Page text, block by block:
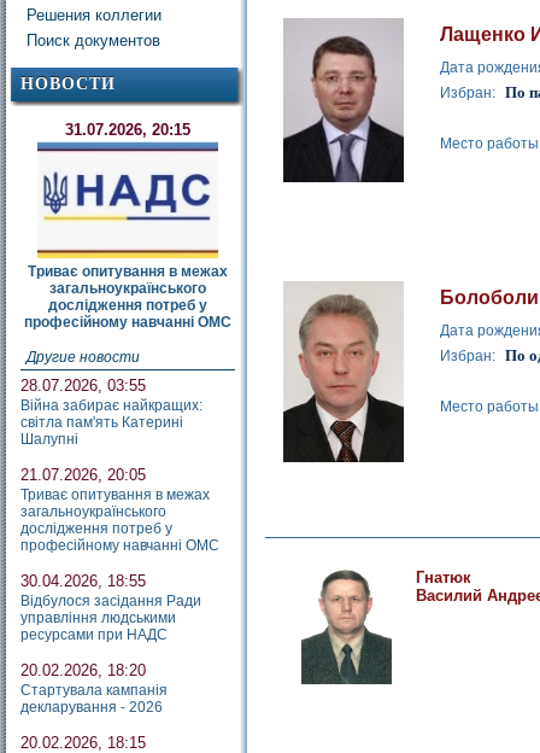
Решения коллегии
Поиск документов
НОВОСТИ
31.07.2026, 20:15
Триває опитування в межах
загальноукраїнського
дослідження потреб у
професійному навчанні ОМС
Другие новости
28.07.2026, 03:55
Війна забирає найкращих:
світла пам'ять Катерині
Шалупні
21.07.2026, 20:05
Триває опитування в межах
загальноукраїнського
дослідження потреб у
професійному навчанні ОМС
30.04.2026, 18:55
Відбулося засідання Ради
управління людськими
ресурсами при НАДС
20.02.2026, 18:20
Стартувала кампанія
декларування - 2026
20.02.2026, 18:15
Лащенко
Дата
Избран: По
Место
Дата
Избран: По
Место
Гнатюк
Василий